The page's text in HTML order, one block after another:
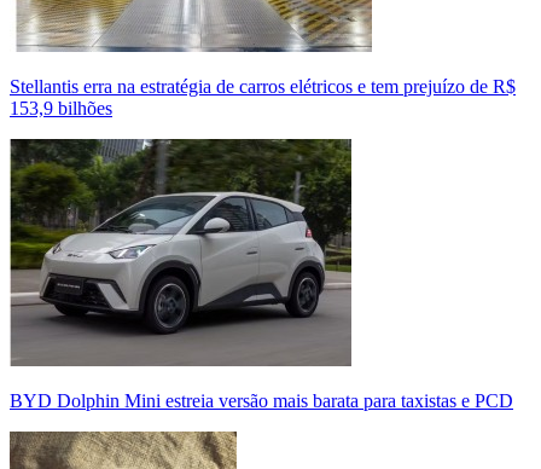
Stellantis erra na estratégia de carros elétricos e tem prejuízo de R$
153,9 bilhões
BYD Dolphin Mini estreia versão mais barata para taxistas e PCD